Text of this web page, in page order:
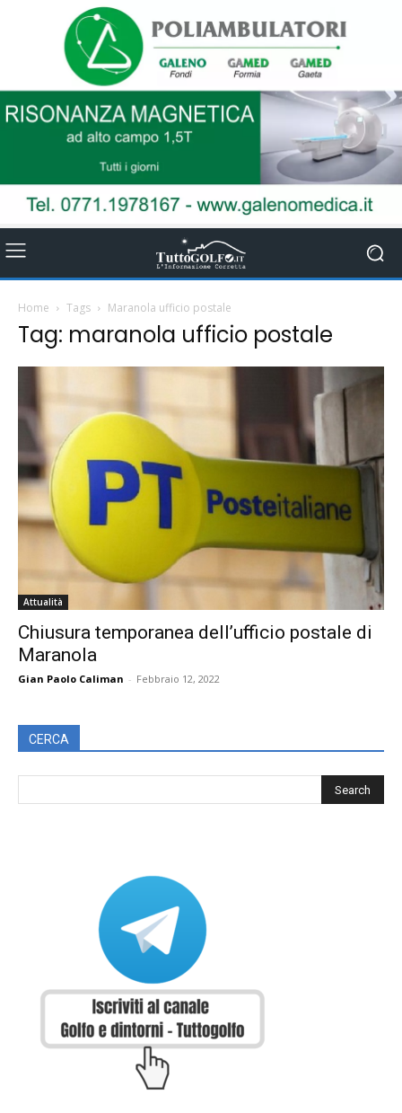
Home Tags Maranola ufficio postale
Tag: maranola ufficio postale
Attualità
Chiusura temporanea dell’ufficio postale di
Maranola
Gian Paolo Caliman - Febbraio 12, 2022
CERCA